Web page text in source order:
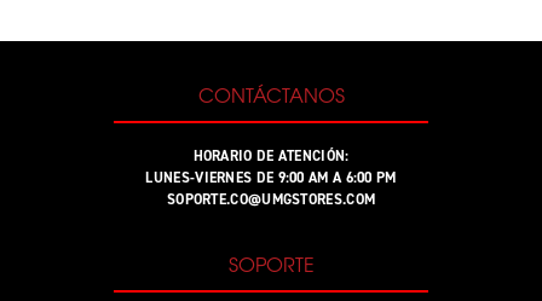
CONTÁCTANOS
HORARIO DE ATENCIÓN:
LUNES-VIERNES DE 9:00 AM A 6:00 PM
SOPORTE.CO@UMGSTORES.COM
SOPORTE